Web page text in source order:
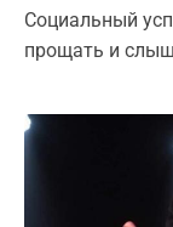
Социальный
прощать и